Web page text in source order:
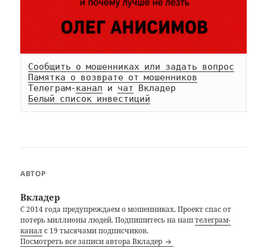
Сообщить о мошенниках или задать вопрос
Памятка о возврате от мошенников
Телеграм-канал и чат
Белый список инвестиций
АВТОР
Вкладер
С 2014 года предупреждаем о мошенниках. Проект спас от
потерь миллионы людей. Подпишитесь на наштелеграм-
каналс 19 тысячами подписчиков.
Посмотреть все записи автора Вкладер